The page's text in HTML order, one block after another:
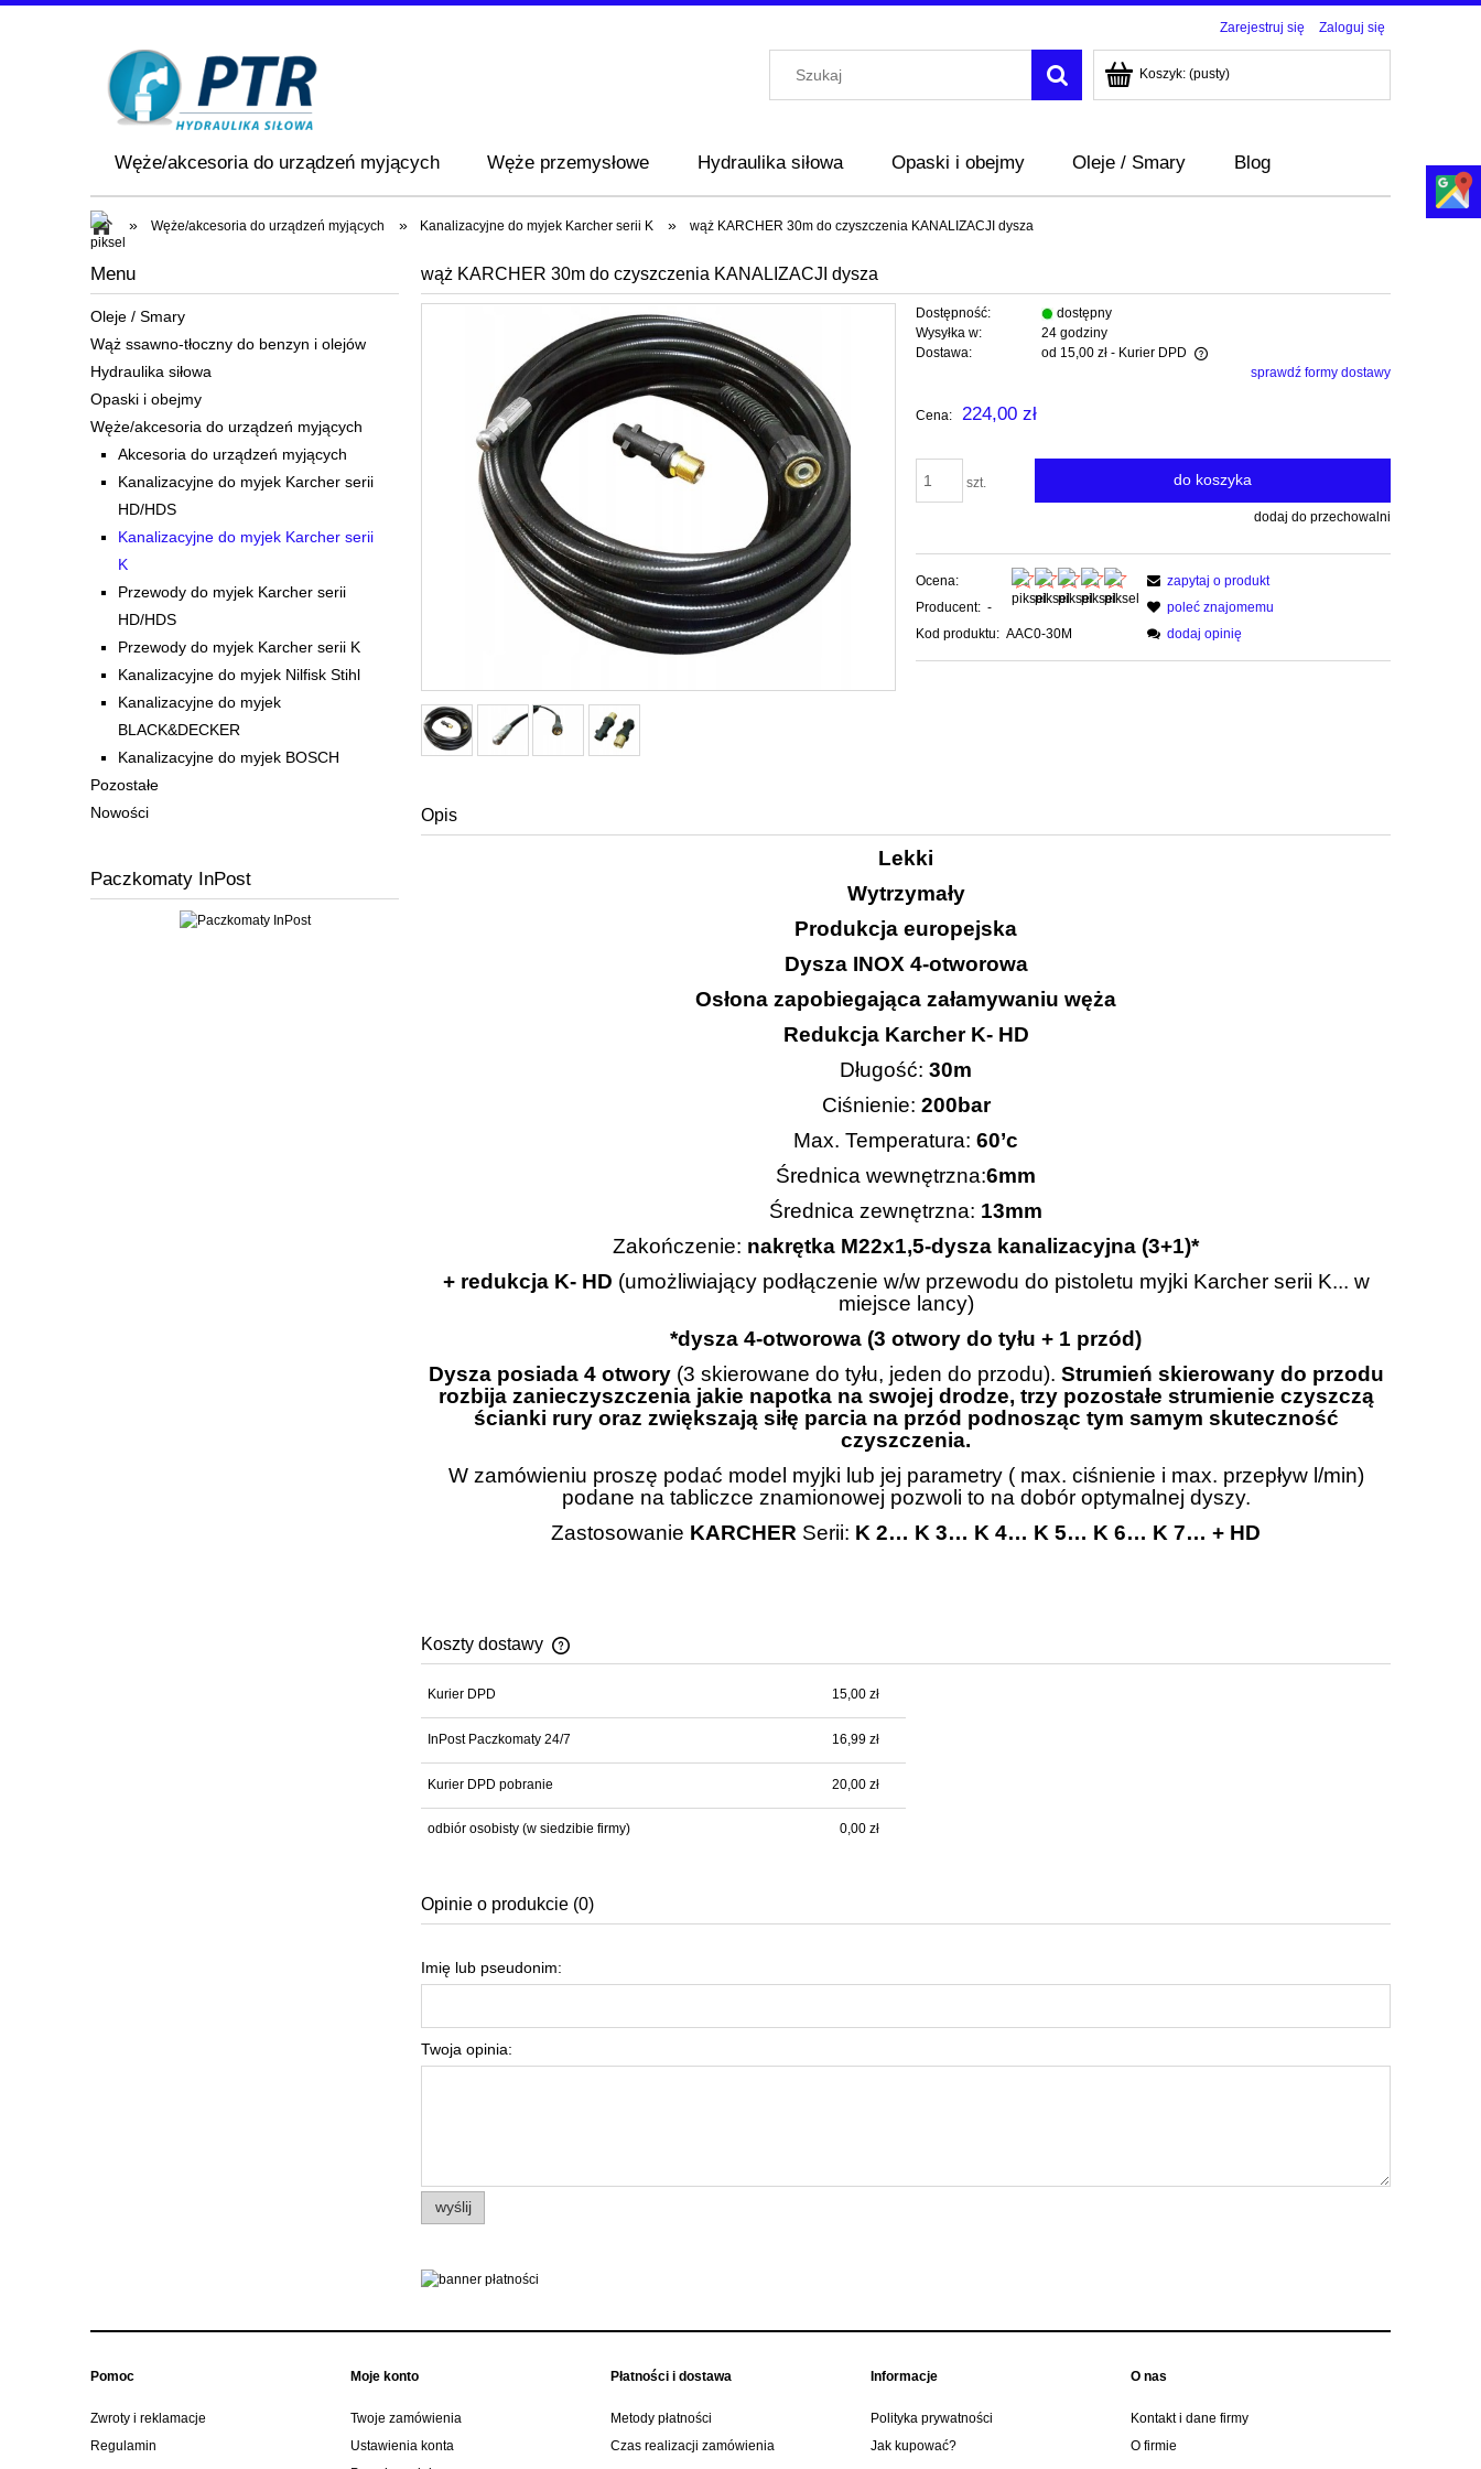
Zarejestruj się Zaloguj się
Koszyk: (pusty)
Węże/akcesoria do urządzeń myjących Węże przemysłowe Hydraulika siłowa Opaski i obejmy Oleje / Smary Blog
» Węże/akcesoria do urządzeń myjących » Kanalizacyjne do myjek Karcher serii K » wąż KARCHER 30m do czyszczenia KANALIZACJI dysza
Menu
Oleje / Smary
Wąż ssawno-tłoczny do benzyn i olejów
Hydraulika siłowa
Opaski i obejmy
Węże/akcesoria do urządzeń myjących
Akcesoria do urządzeń myjących
Kanalizacyjne do myjek Karcher serii
HD/HDS
Kanalizacyjne do myjek Karcher serii
K
Przewody do myjek Karcher serii
HD/HDS
Przewody do myjek Karcher serii K
Kanalizacyjne do myjek Nilfisk Stihl
Kanalizacyjne do myjek
BLACK&DECKER
Kanalizacyjne do myjek BOSCH
Pozostałe
Nowości
Paczkomaty InPost
wąż KARCHER 30m do czyszczenia KANALIZACJI dysza
Dostępność:
dostępny
Wysyłka w:
24 godziny
Dostawa:
od 15,00 zł - Kurier DPD
płatności
sprawdź formy dostawy
Cena: 224,00 zł
szt. do koszyka
dodaj do przechowalni
Ocena:
Producent: -
Kod produktu: AAC0-30M
zapytaj o produkt
poleć znajomemu
dodaj opinię
Opis
Lekki
Wytrzymały
Produkcja europejska
Dysza INOX 4-otworowa
Osłona zapobiegająca załamywaniu węża
Redukcja Karcher K- HD
Długość: 30m
Ciśnienie: 200bar
Max. Temperatura: 60’c
Średnica wewnętrzna:6mm
Średnica zewnętrzna: 13mm
Zakończenie: nakrętka M22x1,5-dysza kanalizacyjna (3+1)*
+ redukcja K- HD (umożliwiający podłączenie w/w przewodu do pistoletu myjki Karcher serii K... w
miejsce lancy)
*dysza 4-otworowa (3 otwory do tyłu + 1 przód)
Dysza posiada 4 otwory (3 skierowane do tyłu, jeden do przodu). Strumień skierowany do przodu
rozbija zanieczyszczenia jakie napotka na swojej drodze, trzy pozostałe strumienie czyszczą
ścianki rury oraz zwiększają siłę parcia na przód podnosząc tym samym skuteczność
czyszczenia.
W zamówieniu proszę podać model myjki lub jej parametry ( max. ciśnienie i max. przepływ l/min)
podane na tabliczce znamionowej pozwoli to na dobór optymalnej dyszy.
Zastosowanie KARCHER Serii: K 2… K 3… K 4… K 5… K 6… K 7… + HD
Koszty dostawy
płatności
Kurier DPD 15,00 zł
InPost Paczkomaty 24/7 16,99 zł
Kurier DPD pobranie 20,00 zł
odbiór osobisty (w siedzibie firmy) 0,00 zł
Opinie o produkcie (0)
Imię lub pseudonim:
Twoja opinia:
wyślij
Pomoc
Zwroty i reklamacje
Regulamin
Moje konto
Twoje zamówienia
Ustawienia konta
Płatności i dostawa
Metody płatności
Czas realizacji zamówienia
Informacje
Polityka prywatności
Jak kupować?
O nas
Kontakt i dane firmy
O firmie